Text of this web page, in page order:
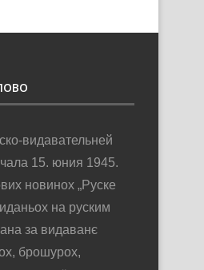
видавательней
15. юния 1945.
новинох „Руске
на руским
за видаванє
брошурох,